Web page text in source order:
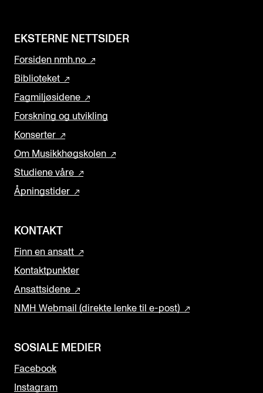
EKSTERNE NETTSIDER
Forsiden nmh.no
Biblioteket
Fagmiljøsidene
Forskning og utvikling
Konserter
Om Musikkhøgskolen
Studiene våre
Åpningstider
KONTAKT
Finn en ansatt
Kontaktpunkter
Ansattsidene
NMH Webmail (direkte lenke til e-post)
SOSIALE MEDIER
Facebook
Instagram